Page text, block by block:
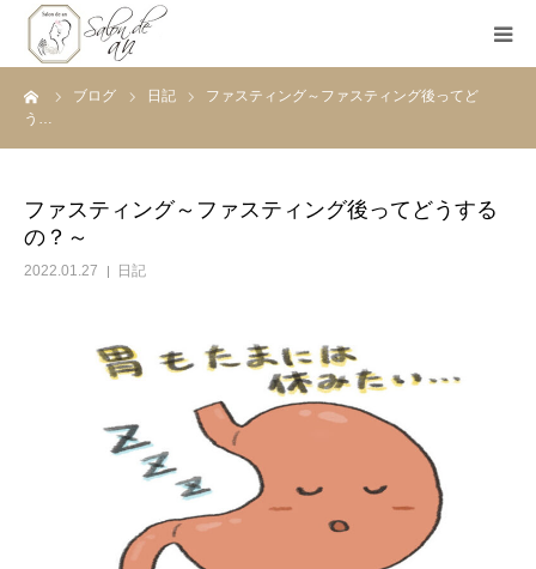
ブログ 日記
ファスティング～ファスティング後ってど
う…
ファスティング～ファスティング後ってどうする
の？～
2022.01.27 日記
ホーム
メニュー
Before＆After
ご予約